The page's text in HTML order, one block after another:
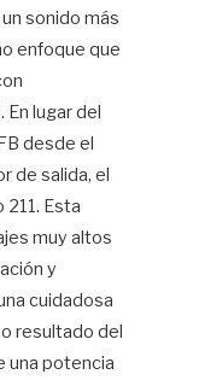
sonido más
enfoque que
lugar del
desde el
de salida, el
211. Esta
muy altos
y
cuidadosa
resultado del
una potencia